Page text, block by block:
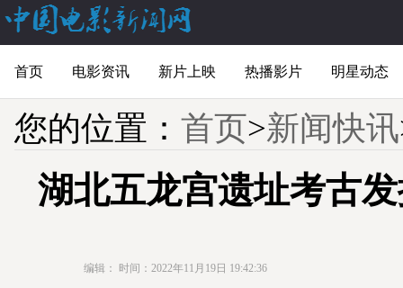
首页 电影资讯 新片上映 热播影片 明星动态
您的位置： 首页>新闻快讯
湖北五龙宫遗址考古
编辑： 时间：2022年11月19日 19:42:36